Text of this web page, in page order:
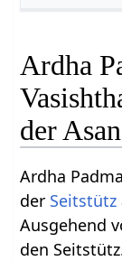
Ardha
der
Ardha
der Seitstütz
Ausgehend
den